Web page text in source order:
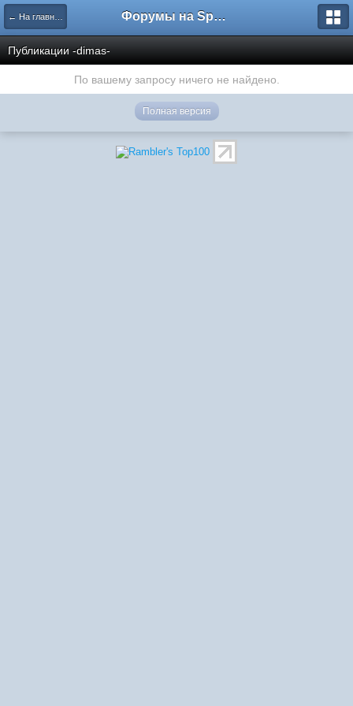
← На главную Форумы на Sportbox.ru
Публикации -dimas-
По вашему запросу ничего не найдено.
Полная версия